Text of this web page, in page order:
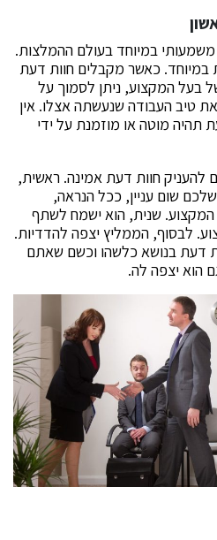
משמעותי במיוחד בעולם ההמלצות.
במיוחד. כאשר מקבלים חוות דעת
בעל המקצוע, ניתן לסמוך על
טיב העבודה שנעשתה אצלו. אין
תהיה מוטה או מוזמנת על ידי
להעניק חוות דעת אמינה. ראשית,
שום עניין, ככל הנראה,
שנית, הוא ישמח לשתף
לבסוף, הממליץ יצפה להדדיות.
דעת בנושא כלשהו וכשם שאתם
הוא יצפה לה.